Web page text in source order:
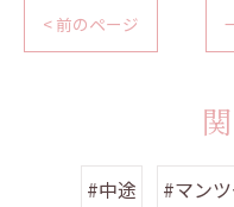
< 前のページ
#中途 #マン